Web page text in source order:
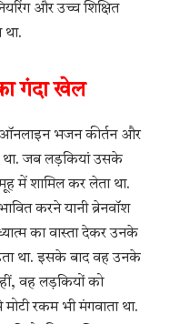
और उच्च शिक्षित
था.
गंदा खेल
भजन कीर्तन और
था. जब लड़कियां उसके
में शामिल कर लेता था.
करने यानी ब्रेनवॉश
का वास्ता देकर उनके
था. इसके बाद वह उनके
वह लड़कियों को
रकम भी मंगवाता था.